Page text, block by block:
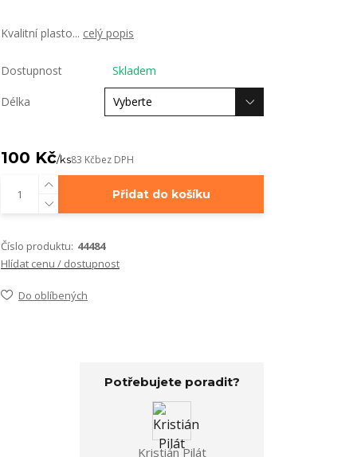
Kvalitní plasto... celý popis
Dostupnost Skladem
Délka
100 Kč/ks83 Kčbez DPH
Přidat do košíku
Číslo produktu: 44484
Hlídat cenu / dostupnost
Do oblíbených
Potřebujete poradit?
Kristián Pilát